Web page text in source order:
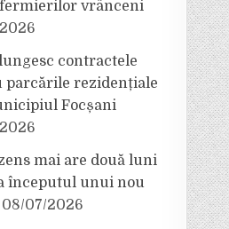
vrânceni
contractele
parcările rezidențiale
Focșani
mai are două luni
începutul unui nou
08/07/2026